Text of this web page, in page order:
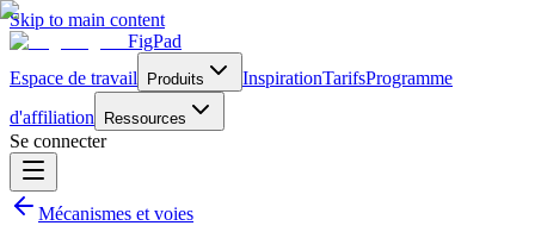
Skip to main content
FigPad
Espace de travail
Produits InspirationTarifsProgramme
d'affiliation
Ressources
Se connecter
Mécanismes et voies